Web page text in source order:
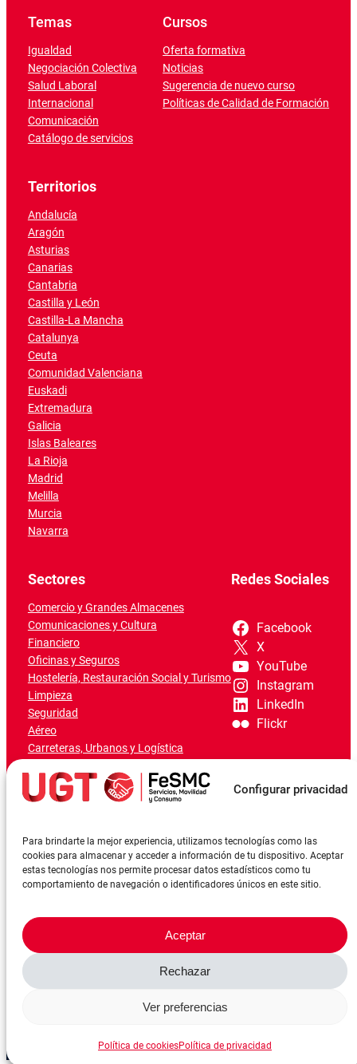
Configurar privacidad
Para brindarte la mejor experiencia, utilizamos tecnologías como las
cookies para almacenar y acceder a información de tu dispositivo. Aceptar
estas tecnologías nos permite procesar datos estadísticos como tu
comportamiento de navegación o identificadores únicos en este sitio.
Aceptar
Rechazar
Ver preferencias
Política de cookiesPolítica de privacidad
Temas
Igualdad
Negociación Colectiva
Salud Laboral
Internacional
Comunicación
Catálogo de servicios
Cursos
Oferta formativa
Noticias
Sugerencia de nuevo curso
Políticas de Calidad de Formación
Territorios
Andalucía
Aragón
Asturias
Canarias
Cantabria
Castilla y León
Castilla-La Mancha
Catalunya
Ceuta
Comunidad Valenciana
Euskadi
Extremadura
Galicia
Islas Baleares
La Rioja
Madrid
Melilla
Murcia
Navarra
Sectores
Comercio y Grandes Almacenes
Comunicaciones y Cultura
Financiero
Oficinas y Seguros
Hostelería, Restauración Social y Turismo
Limpieza
Seguridad
Aéreo
Carreteras, Urbanos y Logística
Marítimo-Portuario
Redes Sociales
Facebook
X
YouTube
Instagram
LinkedIn
Flickr
©FeSMCUGT 2024